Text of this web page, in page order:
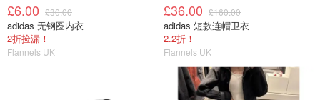
£6.00 £30.00
adidas 无钢圈内衣
2折捡漏！
Flannels UK
£36.00 £160.00
adidas 短款连帽卫衣
2.2折！
Flannels UK